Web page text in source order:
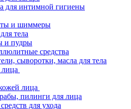
для интимной гигиены
и шиммеры
тела
и пудры
средства
сыворотки, масла для тела
лица
лица
пилинги для лица
для ухода